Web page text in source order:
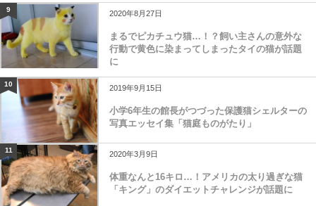
9 2020年8月27日
まるでピカチュウ猫…！？飼い主さんの意外な
行動で黄色に染まってしまったタイの猫が話題
に
10 2019年9月15日
小学6年生の館長がつづった保護猫シェルターの
写真エッセイ集「猫庭ものがたり」
11 2020年3月9日
体重なんと16キロ…！アメリカの太り過ぎな猫
「キング」のダイエットチャレンジが話題に